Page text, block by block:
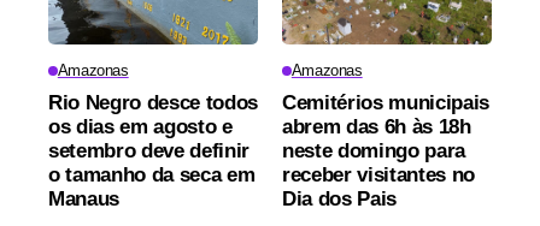
Amazonas
Rio Negro desce todos
os dias em agosto e
setembro deve definir
o tamanho da seca em
Manaus
Amazonas
Cemitérios municipais
abrem das 6h às 18h
neste domingo para
receber visitantes no
Dia dos Pais